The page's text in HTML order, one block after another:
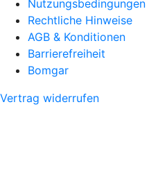
Nutzungsbedingungen
Rechtliche Hinweise
AGB & Konditionen
Barrierefreiheit
Bomgar
Vertrag widerrufen